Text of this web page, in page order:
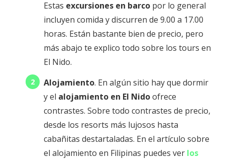
Estas excursiones en barco por lo general
incluyen comida y discurren de 9.00 a 17.00
horas. Están bastante bien de precio, pero
más abajo te explico todo sobre los tours en
El Nido.
Alojamiento. En algún sitio hay que dormir
y el alojamiento en El Nidoofrece
contrastes. Sobre todo contrastes de precio,
desde los resorts más lujosos hasta
cabañitas destartaladas. En el artículo sobre
el alojamiento en Filipinas puedes ver los